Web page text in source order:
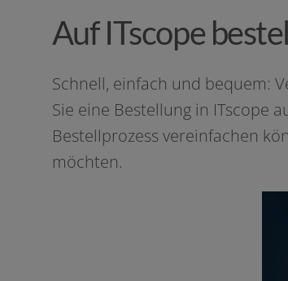
Auf ITscope
Schnell, ein­fach und bequem:
Sie eine Bestellung in ITscope
Bestellprozess ver­ein­fa­chen
möchten.